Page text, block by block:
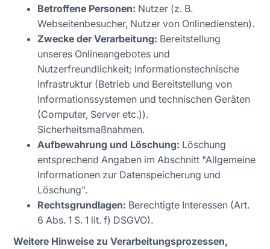
Betroffene Personen: Nutzer (z. B.
Webseitenbesucher, Nutzer von Onlinediensten).
Zwecke der Verarbeitung: Bereitstellung
unseres Onlineangebotes und
Nutzerfreundlichkeit; Informationstechnische
Infrastruktur (Betrieb und Bereitstellung von
Informationssystemen und technischen Geräten
(Computer, Server etc.)).
Sicherheitsmaßnahmen.
Aufbewahrung und Löschung: Löschung
entsprechend Angaben im Abschnitt "Allgemeine
Informationen zur Datenspeicherung und
Löschung".
Rechtsgrundlagen: Berechtigte Interessen (Art.
6 Abs. 1 S. 1 lit. f) DSGVO).
Weitere Hinweise zu Verarbeitungsprozessen,